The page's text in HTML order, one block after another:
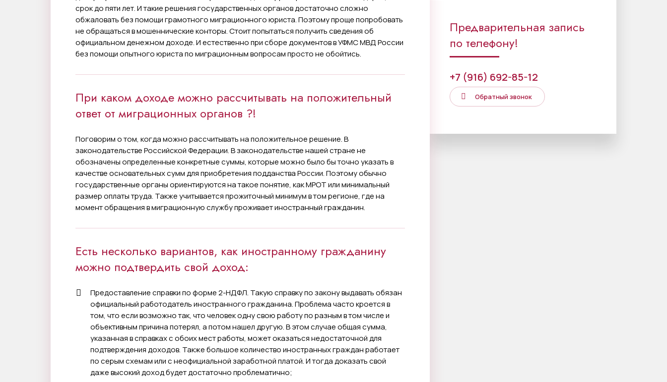
срок до пяти лет. И такие решения государственных органов достаточно сложно
обжаловать без помощи грамотного миграционного юриста. Поэтому проще попробовать
не обращаться в мошеннические конторы. Стоит попытаться получить сведения об
официальном денежном доходе. И естественно при сборе документов в УФМС МВД России
без помощи опытного юриста по миграционным вопросам просто не обойтись.
При каком доходе можно рассчитывать на положительный
ответ от миграционных органов ?!
Поговорим о том, когда можно рассчитывать на положительное решение. В
законодательстве Российской Федерации. В законодательстве нашей стране не
обозначены определенные конкретные суммы, которые можно было бы точно указать в
качестве основательных сумм для приобретения подданства России. Поэтому обычно
государственные органы ориентируются на такое понятие, как МРОТ или минимальный
размер оплаты труда. Также учитывается прожиточный минимум в том регионе, где на
момент обращения в миграционную службу проживает иностранный гражданин.
Есть несколько вариантов, как иностранному гражданину
можно подтвердить свой доход:
Предоставление справки по форме 2-НДФЛ. Такую справку по закону выдавать обязан
официальный работодатель иностранного гражданина. Проблема часто кроется в
том, что если возможно так, что человек одну свою работу по разным в том числе и
объективным причина потерял, а потом нашел другую. В этом случае общая сумма,
указанная в справках с обоих мест работы, может оказаться недостаточной для
подтверждения доходов. Также большое количество иностранных граждан работает
по серым схемам или с неофициальной заработной платой. И тогда доказать свой
даже высокий доход будет достаточно проблематично;
Предварительная запись
по телефону!
+7 (916) 692-85-12
Обратный звонок